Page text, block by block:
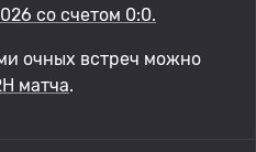
со счетом 0:0.
очных встреч можно
матча.